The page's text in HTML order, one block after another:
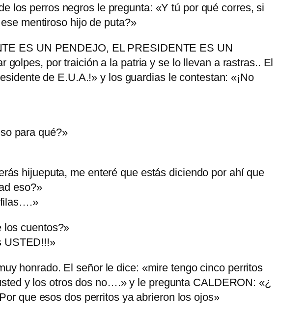
los perros negros le pregunta: «Y tú por qué corres, si
mentiroso hijo de puta?»
ES UN PENDEJO, EL PRESIDENTE ES UN
por traición a la patria y se lo llevan a rastras.. El
de E.U.A.!» y los guardias le contestan: «¡No
para qué?»
hijueputa, me enteré que estás diciendo por ahí que
eso?»
filas….»
los cuentos?»
USTED!!!»
honrado. El señor le dice: «mire tengo cinco perritos
y los otros dos no….» y le pregunta CALDERON: «¿
que esos dos perritos ya abrieron los ojos»